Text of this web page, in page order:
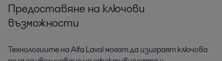
Предоставяне на ключови
възможности
Технологиите на Alfa Laval могат да изиграят ключова